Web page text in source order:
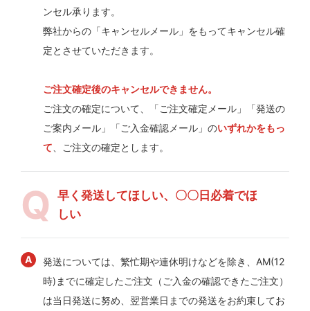
ンセル承ります。
弊社からの「キャンセルメール」をもってキャンセル確
定とさせていただきます。
ご注文確定後のキャンセルできません。
ご注文の確定について、「ご注文確定メール」「発送の
ご案内メール」「ご入金確認メール」のいずれかをもっ
て、ご注文の確定とします。
早く発送してほしい、〇〇日必着でほ
しい
発送については、繁忙期や連休明けなどを除き、AM(12
時)までに確定したご注文（ご入金の確認できたご注文）
は当日発送に努め、翌営業日までの発送をお約束してお